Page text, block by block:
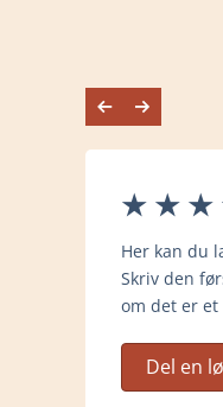
Her kan du
Skriv den
om det er
Del en